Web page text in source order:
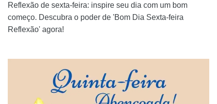
Reflexão de sexta-feira: inspire seu dia com um bom
começo. Descubra o poder de 'Bom Dia Sexta-feira
Reflexão' agora!